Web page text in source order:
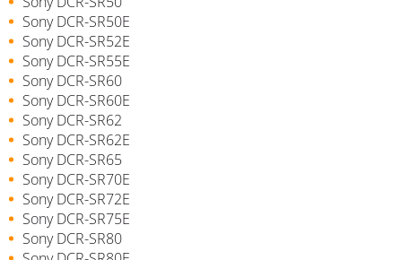
Sony DCR-SR50E
Sony DCR-SR52E
Sony DCR-SR55E
Sony DCR-SR60
Sony DCR-SR60E
Sony DCR-SR62
Sony DCR-SR62E
Sony DCR-SR65
Sony DCR-SR70E
Sony DCR-SR72E
Sony DCR-SR75E
Sony DCR-SR80